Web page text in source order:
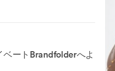
ートBrandfolderへよ